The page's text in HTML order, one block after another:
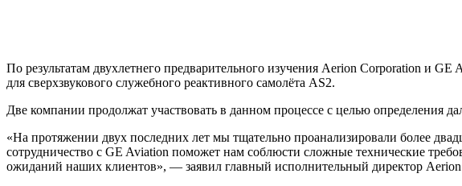
По результатам двухлетнего предварительного изучения Aerion Corporation и
для сверхзвукового служебного реактивного самолёта AS2.
Две компании продолжат участвовать в данном процессе с целью определения
«На протяжении двух последних лет мы тщательно проанализировали более
сотрудничество с GE Aviation поможет нам соблюсти сложные технические
ожиданий наших клиентов», — заявил главный исполнительный директор